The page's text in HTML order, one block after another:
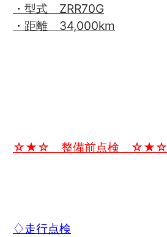
・型式 ZRR70G
・距離 34,000km
☆★☆ 整備前点検 ☆★☆
♢走行点検